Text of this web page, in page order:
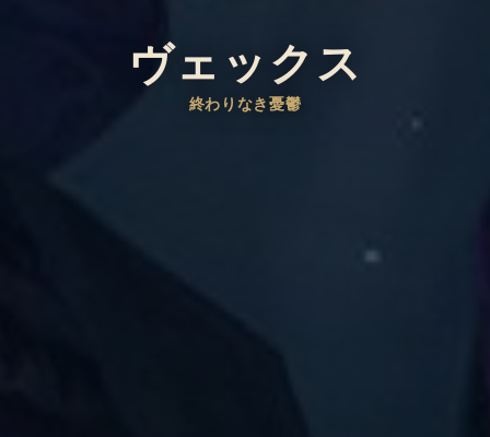
ヴェックス
終わりなき憂鬱